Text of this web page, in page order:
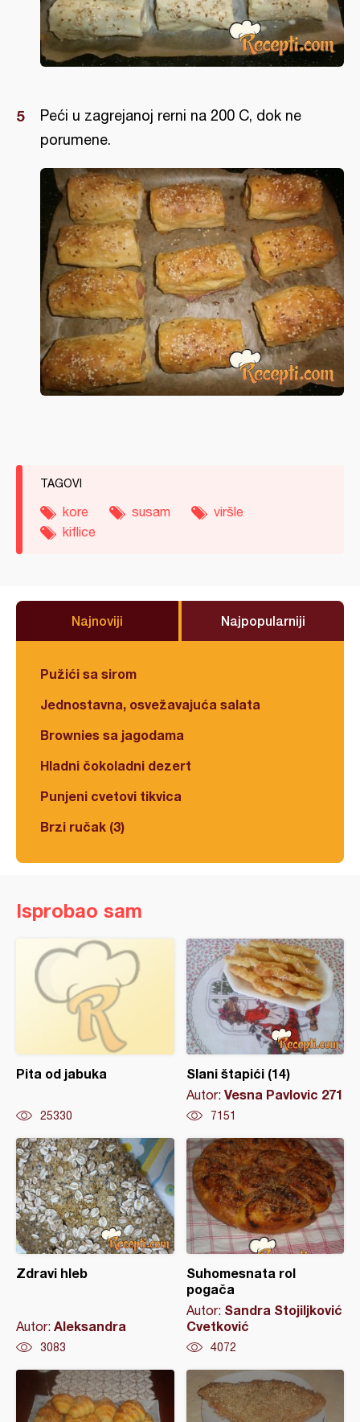
Peći u zagrejanoj rerni na 200 C, dok ne
porumene.
TAGOVI
kore susam
viršle
kiflice
Najnoviji Najpopularniji
Pužići sa sirom
Jednostavna, osvežavajuća salata
Brownies sa jagodama
Hladni čokoladni dezert
Punjeni cvetovi tikvica
Brzi ručak (3)
Isprobao sam
Pita od jabuka
25330
Slani štapići (14)
Autor: Vesna Pavlovic 271
7151
Zdravi hleb
Autor: Aleksandra
3083
Suhomesnata rol
pogača
Autor: Sandra Stojiljković
Cvetković
4072